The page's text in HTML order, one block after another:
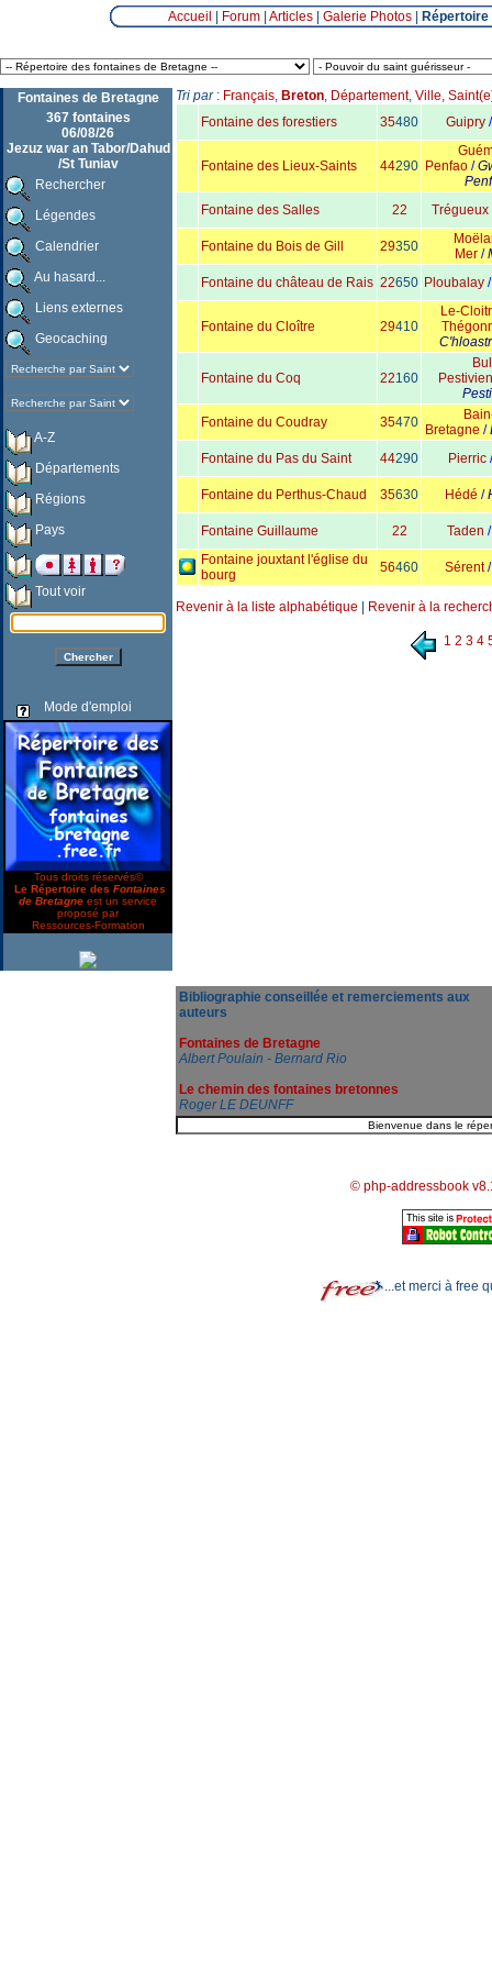
Accueil Forum| Articles| Galerie Photos|
Fontaines de Bretagne
367 fontaines
06/08/26
Jezuz war an Tabor/Dahud
/St Tuniav
Rechercher
Légendes
Calendrier
Au hasard...
Liens externes
Geocaching
A-Z
Départements
Régions
Pays
Tout voir
Mode d'emploi
Tous droits réservés©
Le Répertoire des Fontaines
de Bretagne est un service
proposé par
Ressources-Formation
Tri par: Français, Breton, Département, Ville,
Fontaine des forestiers
35480 Guipry
Fontaine des Lieux-Saints 44290 Penfao /
Fontaine des Salles
22 Trégueux
Fontaine du Bois de Gill 29350
Mer/
Fontaine du château de Rais 22650 Ploubalay
Fontaine du Cloître 29410
Le-
Fontaine du Coq 22160
Pestivien
Fontaine du Coudray
35470 Bretagne /
Fontaine du Pas du Saint
44290 Pierric
Fontaine du Perthus-Chaud 35630 Hédé /
Fontaine Guillaume 22 Taden
Fontaine jouxtant l'église du
bourg
56460 Sérent
Revenir à la liste alphabétique Revenir à la
1 2 3 4
Bibliographie conseillée et remerciements aux
auteurs
Fontaines de Bretagne
Albert Poulain - Bernard Rio
Le chemin des fontaines bretonnes
Roger LE DEUNFF
© php-addressbook
...et merci à free